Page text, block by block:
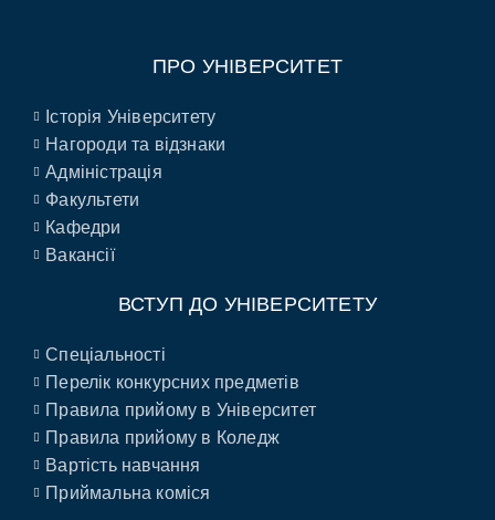
ПРО УНІВЕРСИТЕТ
Історія Університету
Нагороди та відзнаки
Адміністрація
Факультети
Кафедри
Вакансії
ВСТУП ДО УНІВЕРСИТЕТУ
Спеціальності
Перелік конкурсних предметів
Правила прийому в Університет
Правила прийому в Коледж
Вартість навчання
Приймальна коміся